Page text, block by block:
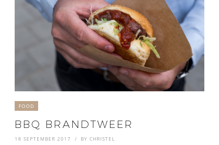
FOOD
BBQ BRANDTWEER
18 SEPTEMBER 2017 BY CHRISTEL